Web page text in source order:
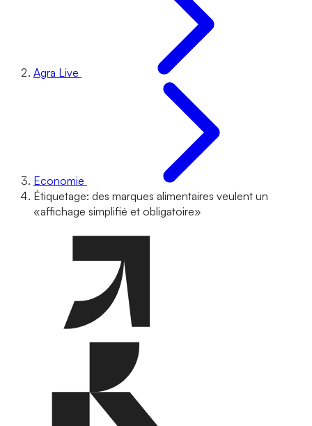
Agra Live
Economie
Étiquetage: des marques alimentaires veulent un
«affichage simplifié et obligatoire»